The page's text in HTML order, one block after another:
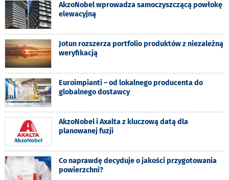
AkzoNobel wprowadza samoczyszczącą powłokę
elewacyjną
Jotun rozszerza portfolio produktów z niezależną
weryfikacją
Euroimpianti – od lokalnego producenta do
globalnego dostawcy
AkzoNobel i Axalta z kluczową datą dla
planowanej fuzji
Co naprawdę decyduje o jakości przygotowania
powierzchni?